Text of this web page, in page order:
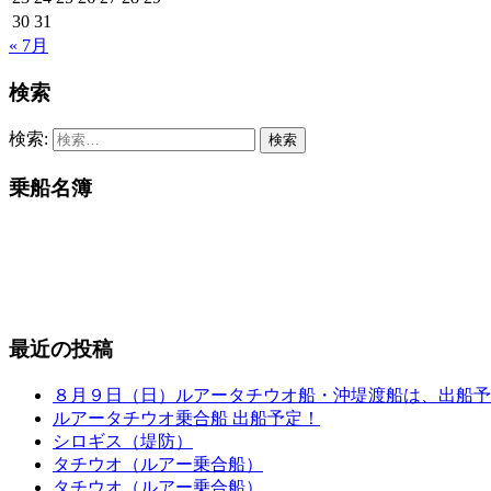
30 31
« 7月
検索
検索:
乗船名簿
最近の投稿
８月９日（日）ルアータチウオ船・沖堤渡船は、出船
ルアータチウオ乗合船 出船予定！
シロギス（堤防）
タチウオ（ルアー乗合船）